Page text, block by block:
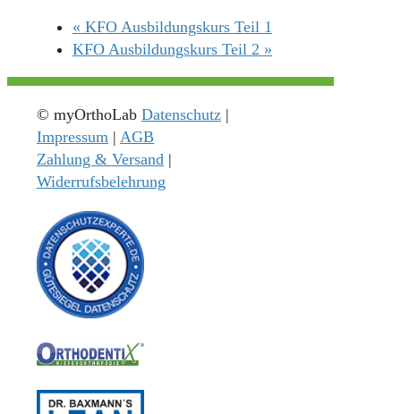
« KFO Ausbildungskurs Teil 1
KFO Ausbildungskurs Teil 2 »
© myOrthoLab Datenschutz |
Impressum | AGB
Zahlung & Versand |
Widerrufsbelehrung